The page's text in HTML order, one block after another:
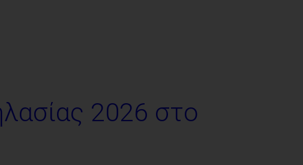
2026 στο